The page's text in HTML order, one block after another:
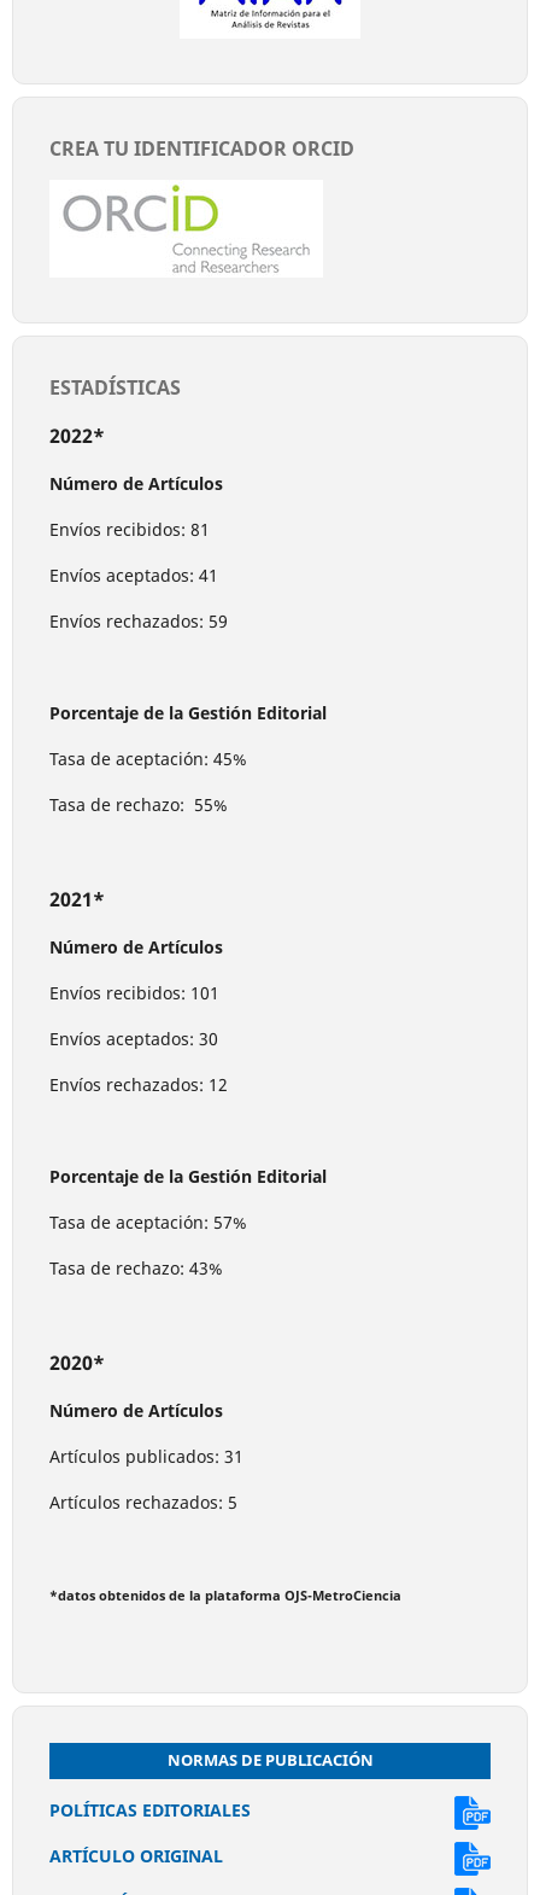
CREA TU IDENTIFICADOR ORCID
ESTADÍSTICAS
2022*
Número de Artículos
Envíos recibidos: 81
Envíos aceptados: 41
Envíos rechazados: 59
Porcentaje de la Gestión Editorial
Tasa de aceptación: 45%
Tasa de rechazo: 55%
2021*
Número de Artículos
Envíos recibidos: 101
Envíos aceptados: 30
Envíos rechazados: 12
Porcentaje de la Gestión Editorial
Tasa de aceptación: 57%
Tasa de rechazo: 43%
2020*
Número de Artículos
Artículos publicados: 31
Artículos rechazados: 5
*datos obtenidos de la plataforma OJS-MetroCiencia
NORMAS DE PUBLICACIÓN
POLÍTICAS EDITORIALES
ARTÍCULO ORIGINAL